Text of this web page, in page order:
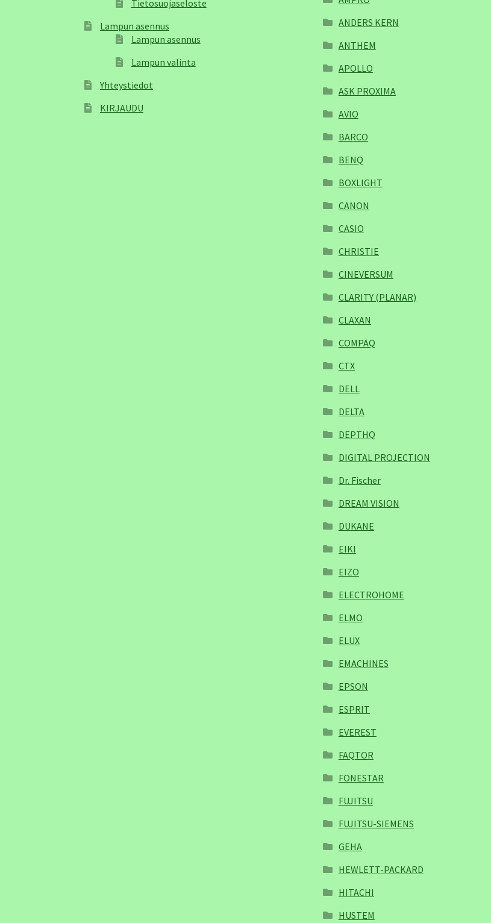
Tietosuojaseloste
Lampun asennus
Lampun asennus
Lampun valinta
Yhteystiedot
KIRJAUDU
ANDERS KERN
ANTHEM
APOLLO
ASK PROXIMA
AVIO
BARCO
BENQ
BOXLIGHT
CANON
CASIO
CHRISTIE
CINEVERSUM
CLARITY (PLANAR)
CLAXAN
COMPAQ
CTX
DELL
DELTA
DEPTHQ
DIGITAL PROJECTION
Dr. Fischer
DREAM VISION
DUKANE
EIKI
EIZO
ELECTROHOME
ELMO
ELUX
EMACHINES
EPSON
ESPRIT
EVEREST
FAQTOR
FONESTAR
FUJITSU
FUJITSU-SIEMENS
GEHA
HEWLETT-PACKARD
HITACHI
HUSTEM